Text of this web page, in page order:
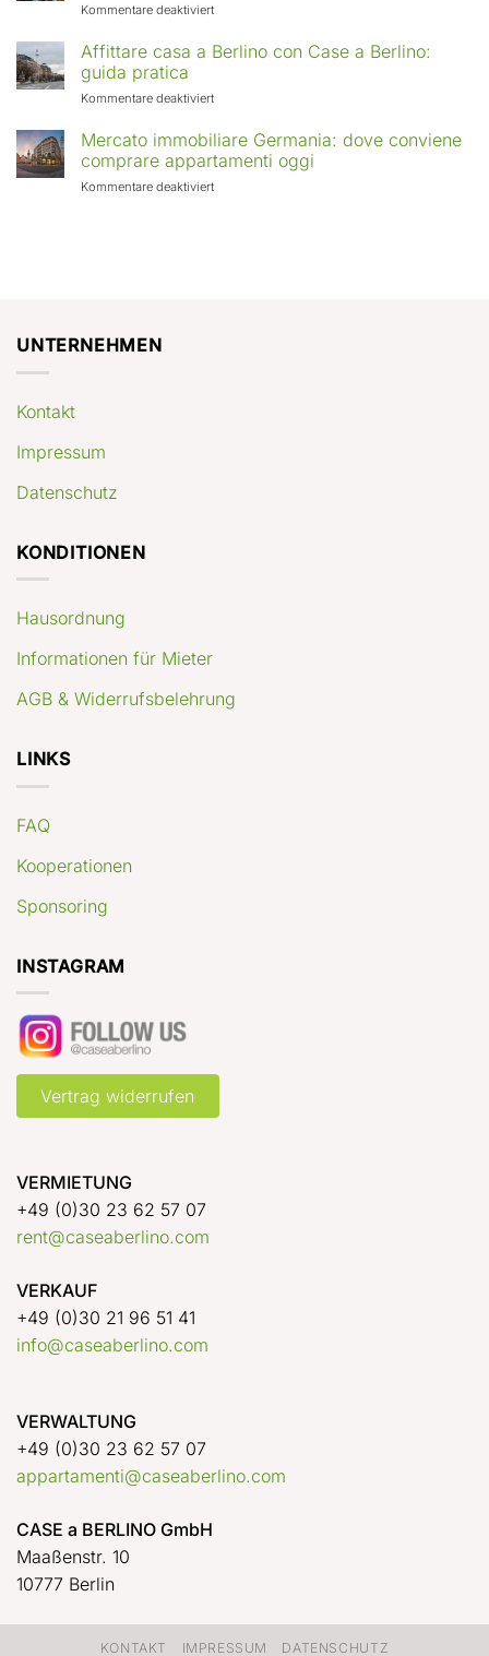
Kommentare deaktiviertfür
in
Europa:
in
crescita
rendimenti
Affittare casa a Berlino con Case a Berlino:
guida pratica
Kommentare deaktiviertfür
casa
a
Berlino
con
Mercato immobiliare Germania: dove conviene
comprare appartamenti oggi
Kommentare deaktiviertfür
UNTERNEHMEN
Kontakt
Impressum
Datenschutz
KONDITIONEN
Hausordnung
Informationen für Mieter
AGB & Widerrufsbelehrung
LINKS
FAQ
Kooperationen
Sponsoring
INSTAGRAM
Vertrag widerrufen
VERMIETUNG
+49 (0)30 23 62 57 07
rent@caseaberlino.com
VERKAUF
+49 (0)30 21 96 51 41
info@caseaberlino.com
VERWALTUNG
+49 (0)30 23 62 57 07
appartamenti@caseaberlino.com
CASE a BERLINO GmbH
Maaßenstr. 10
10777 Berlin
KONTAKT IMPRESSUM DATENSCHUTZ